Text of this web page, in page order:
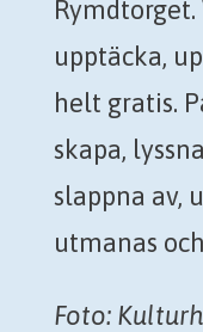
upptäcka,
helt gratis.
skapa,
slappna av,
utmanas
Foto: